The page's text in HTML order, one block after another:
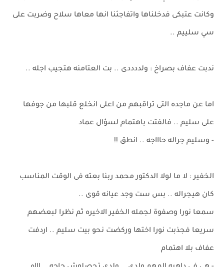
وكانت عتبكى فدخلناها واتفاجئنا انها معاها سلاح وضربت على
سي سلييم ..
ندبت عفاف بصراخ : ولددددى .. بت العتامنه هتجيب اجله ..
اما عن ماجده التى تراقبهم من اعلى انخلع قلبها من جوفها
على سليم .. فالفتت باهتمام لسؤال عماد
- وسليم جراله حاااجه .. انطق !!
الخفير : لا ما لولا الدكتور محمد ربنا بعته فى الوقت المناسب
كان هيجراله .. بس ست وجد عيانه قوى ..
سمعا نورا وصفوة لجمله الخفير الاخيره ثم نظرا لبعضهم
سريعا فجذبت نورا اختها وركضت نحو بيت سليم .. اردفت
عفاف بلا اهتمام